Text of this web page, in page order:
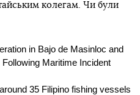
колегам. Чи були
in Bajo de Masinloc and
Maritime Incident
35 Filipino fishing vessels